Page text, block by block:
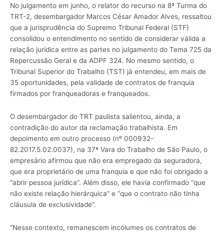
No julgamento em junho, o relator do recurso na 8ª Turma do
TRT-2, desembargador Marcos César Amador Alves, ressaltou
que a jurisprudência do Supremo Tribunal Federal (STF)
consolidou o entendimento no sentido de considerar válida a
relação jurídica entre as partes no julgamento do Tema 725 da
Repercussão Geral e da ADPF 324. No mesmo sentido, o
Tribunal Superior do Trabalho (TST) já entendeu, em mais de
35 oportunidades, pela validade de contratos de franquia
firmados por franqueadoras e franqueados.
O desembargador do TRT paulista salientou, ainda, a
contradição do autor da reclamação trabalhista. Em
depoimento em outro processo (nº 000932-
82.2017.5.02.0037), na 37ª Vara do Trabalho de São Paulo, o
empresário afirmou que não era empregado da seguradora,
que era proprietário de uma franquia e que não foi obrigado a
“abrir pessoa jurídica”. Além disso, ele havia confirmado “que
não existe relação hierárquica” e “que o contrato não tinha
cláusula de exclusividade”.
“Nesse contexto, remanescem incólumes os contratos de